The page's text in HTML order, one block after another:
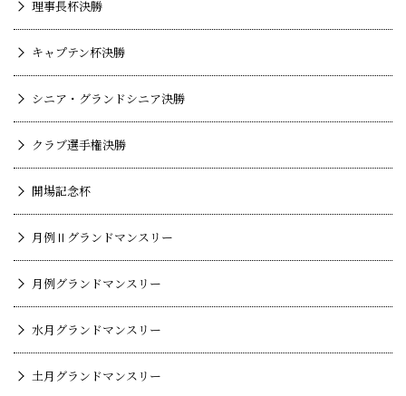
理事長杯決勝
キャプテン杯決勝
シニア・グランドシニア決勝
クラブ選手権決勝
開場記念杯
月例Ⅱグランドマンスリー
月例グランドマンスリー
水月グランドマンスリー
土月グランドマンスリー